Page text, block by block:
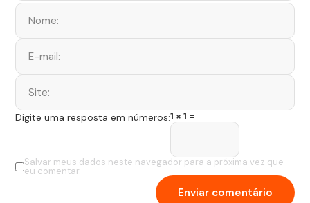
Salvar meus dados neste navegador para a próxima vez que
eu comentar.
Digite uma resposta em números:1 × 1 =